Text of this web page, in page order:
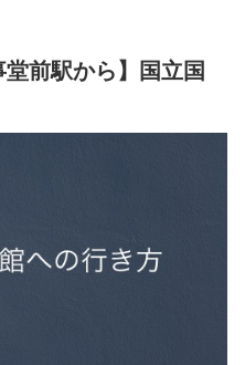
堂前駅から】国立国